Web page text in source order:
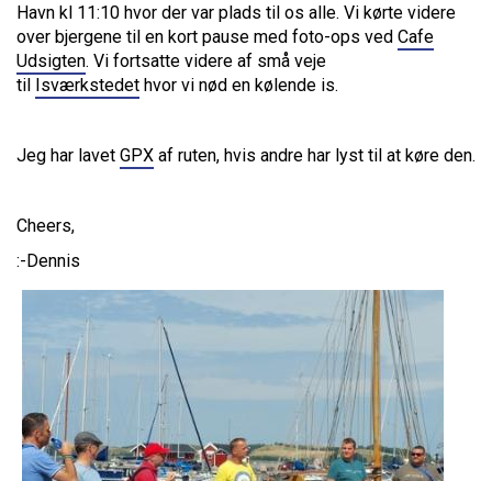
Havn kl 11:10 hvor der var plads til os alle. Vi kørte videre
over bjergene til en kort pause med foto-ops ved Cafe
Udsigten. Vi fortsatte videre af små veje
til Isværkstedet hvor vi nød en kølende is.
Jeg har lavet GPX af ruten, hvis andre har lyst til at køre den.
Cheers,
:-Dennis